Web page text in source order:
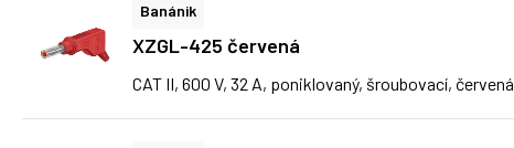
Banánik
XZGL-425 červená
CAT II, 600 V, 32 A, poniklovaný, šroubovací, červená